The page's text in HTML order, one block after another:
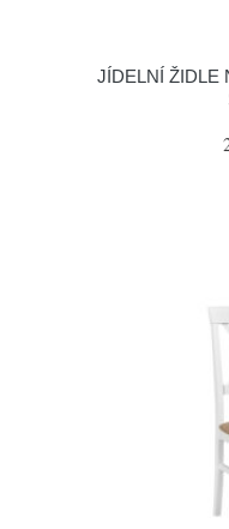
JÍDELNÍ ŽIDLE